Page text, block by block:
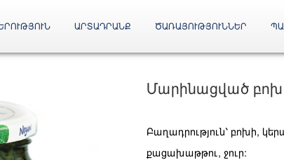
ԱՐՏԱԴՐԱՆՔ ԾԱՌԱՅՈՒԹՅՈՒՆՆԵՐ
Մարինացված
Բաղադրություն՝ բոխի,
քացախաթթու, ջուր: